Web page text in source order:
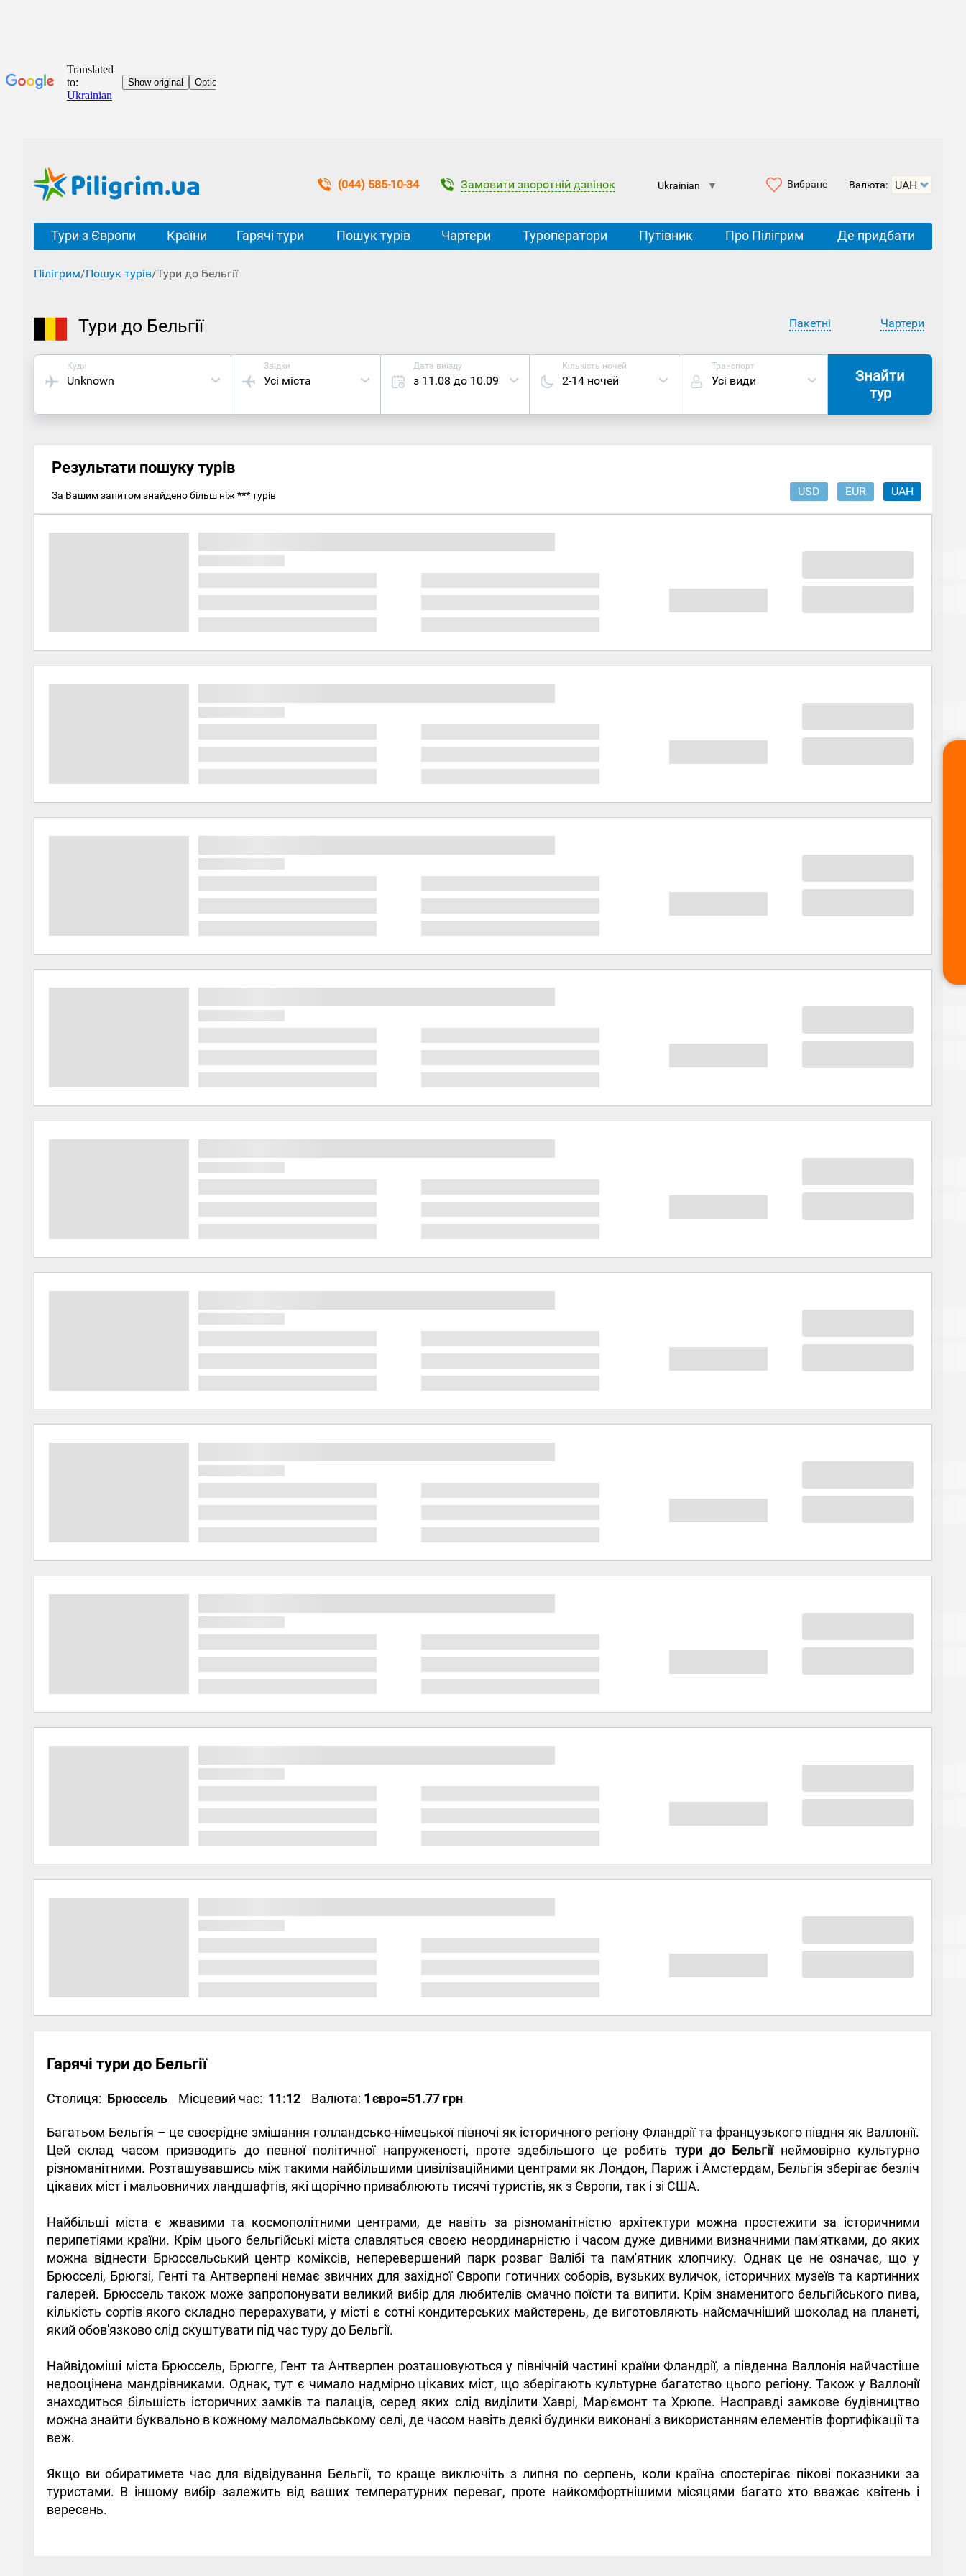
(044) 585-10-34 Замовити зворотній дзвінок Ukrainian ▼ Вибране Валюта:
Тури з Європи Країни Гарячі тури Пошук турів Чартери Туроператори Путівник Про Пілігрим Де придбати
Пілігрим/Пошук турів/Тури до Бельгії
Тури до Бельгії Пакетні Чартери
Куди
Unknown
Звідки
Усі міста
Дата виїзду
з 11.08 до 10.09
Кількість ночей
2-14 ночей
Транспорт
Усі види
Знайти
тур
Результати пошуку турів
USD EUR UAH
За Вашим запитом знайдено більш ніж ***турів
Гарячі тури до Бельгії
Столиця: Брюссель Місцевий час: 11:12 Валюта: 1євро=51.77 грн
Багатьом Бельгія – це своєрідне змішання голландсько-німецької півночі як історичного регіону Фландрії та французького півдня як Валлонії.
Цей склад часом призводить до певної політичної напруженості, проте здебільшого це робить тури до Бельгіїнеймовірно культурно
різноманітними. Розташувавшись між такими найбільшими цивілізаційними центрами як Лондон, Париж і Амстердам, Бельгія зберігає безліч
цікавих міст і мальовничих ландшафтів, які щорічно приваблюють тисячі туристів, як з Європи, так і зі США.
Найбільші міста є жвавими та космополітними центрами, де навіть за різноманітністю архітектури можна простежити за історичними
перипетіями країни. Крім цього бельгійські міста славляться своєю неординарністю і часом дуже дивними визначними пам'ятками, до яких
можна віднести Брюссельський центр коміксів, неперевершений парк розваг Валібі та пам'ятник хлопчику. Однак це не означає, що у
Брюсселі, Брюгзі, Генті та Антверпені немає звичних для західної Європи готичних соборів, вузьких вуличок, історичних музеїв та картинних
галерей. Брюссель також може запропонувати великий вибір для любителів смачно поїсти та випити. Крім знаменитого бельгійського пива,
кількість сортів якого складно перерахувати, у місті є сотні кондитерських майстерень, де виготовляють найсмачніший шоколад на планеті,
який обов'язково слід скуштувати під час туру до Бельгії.
Найвідоміші міста Брюссель, Брюгге, Гент та Антверпен розташовуються у північній частині країни Фландрії, а південна Валлонія найчастіше
недооцінена мандрівниками. Однак, тут є чимало надмірно цікавих міст, що зберігають культурне багатство цього регіону. Також у Валлонії
знаходиться більшість історичних замків та палаців, серед яких слід виділити Хаврі, Мар'ємонт та Хрюпе. Насправді замкове будівництво
можна знайти буквально в кожному маломальському селі, де часом навіть деякі будинки виконані з використанням елементів фортифікації та
веж.
Якщо ви обиратимете час для відвідування Бельгії, то краще виключіть з липня по серпень, коли країна спостерігає пікові показники за
туристами. В іншому вибір залежить від ваших температурних переваг, проте найкомфортнішими місяцями багато хто вважає квітень і
вересень.